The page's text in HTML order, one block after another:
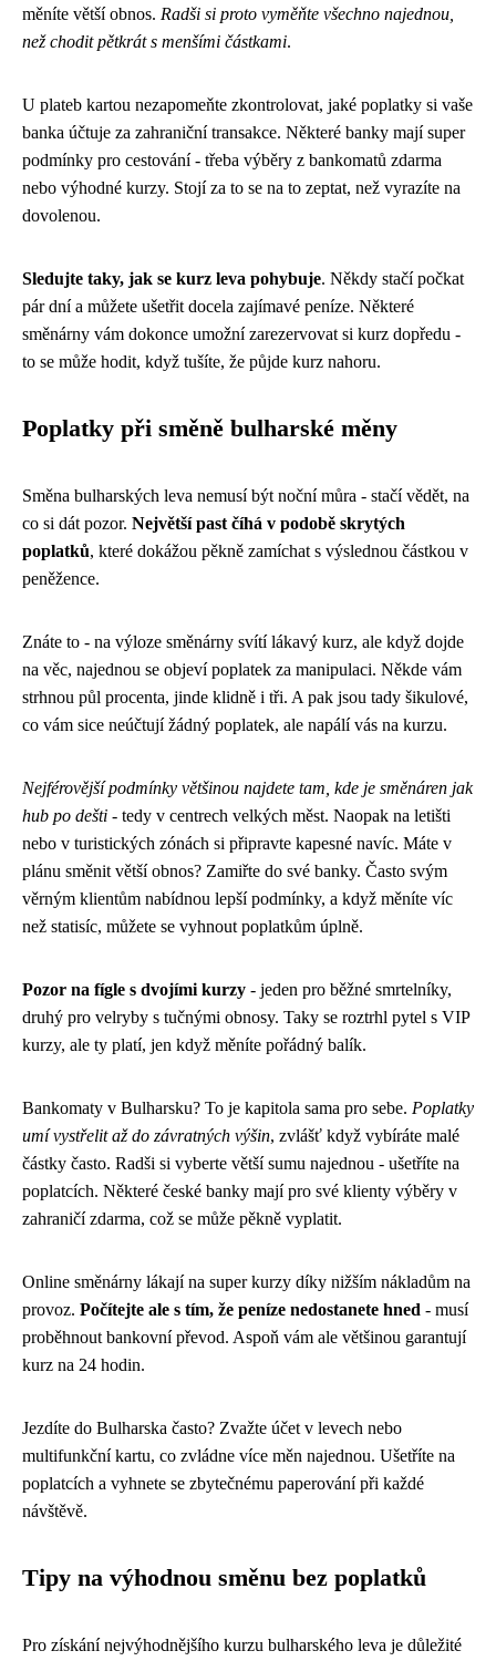
měníte větší obnos. Radši si proto vyměňte všechno najednou,
než chodit pětkrát s menšími částkami.
U plateb kartou nezapomeňte zkontrolovat, jaké poplatky si vaše
banka účtuje za zahraniční transakce. Některé banky mají super
podmínky pro cestování - třeba výběry z bankomatů zdarma
nebo výhodné kurzy. Stojí za to se na to zeptat, než vyrazíte na
dovolenou.
Sledujte taky, jak se kurz leva pohybuje. Někdy stačí počkat
pár dní a můžete ušetřit docela zajímavé peníze. Některé
směnárny vám dokonce umožní zarezervovat si kurz dopředu -
to se může hodit, když tušíte, že půjde kurz nahoru.
Poplatky při směně bulharské měny
Směna bulharských leva nemusí být noční můra - stačí vědět, na
co si dát pozor. Největší past číhá v podobě skrytých
poplatků, které dokážou pěkně zamíchat s výslednou částkou v
peněžence.
Znáte to - na výloze směnárny svítí lákavý kurz, ale když dojde
na věc, najednou se objeví poplatek za manipulaci. Někde vám
strhnou půl procenta, jinde klidně i tři. A pak jsou tady šikulové,
co vám sice neúčtují žádný poplatek, ale napálí vás na kurzu.
Nejférovější podmínky většinou najdete tam, kde je směnáren jak
hub po dešti - tedy v centrech velkých měst. Naopak na letišti
nebo v turistických zónách si připravte kapesné navíc. Máte v
plánu směnit větší obnos? Zamiřte do své banky. Často svým
věrným klientům nabídnou lepší podmínky, a když měníte víc
než statisíc, můžete se vyhnout poplatkům úplně.
Pozor na fígle s dvojími kurzy - jeden pro běžné smrtelníky,
druhý pro velryby s tučnými obnosy. Taky se roztrhl pytel s VIP
kurzy, ale ty platí, jen když měníte pořádný balík.
Bankomaty v Bulharsku? To je kapitola sama pro sebe. Poplatky
umí vystřelit až do závratných výšin, zvlášť když vybíráte malé
částky často. Radši si vyberte větší sumu najednou - ušetříte na
poplatcích. Některé české banky mají pro své klienty výběry v
zahraničí zdarma, což se může pěkně vyplatit.
Online směnárny lákají na super kurzy díky nižším nákladům na
provoz. Počítejte ale s tím, že peníze nedostanete hned - musí
proběhnout bankovní převod. Aspoň vám ale většinou garantují
kurz na 24 hodin.
Jezdíte do Bulharska často? Zvažte účet v levech nebo
multifunkční kartu, co zvládne více měn najednou. Ušetříte na
poplatcích a vyhnete se zbytečnému paperování při každé
návštěvě.
Tipy na výhodnou směnu bez poplatků
Pro získání nejvýhodnějšího kurzu bulharského leva je důležité